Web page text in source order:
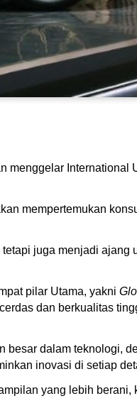
menggelar International
mempertemukan
juga menjadi ajang
pilar Utama, yakni
dan berkualitas
besar dalam teknologi,
inovasi di setiap
yang lebih berani,